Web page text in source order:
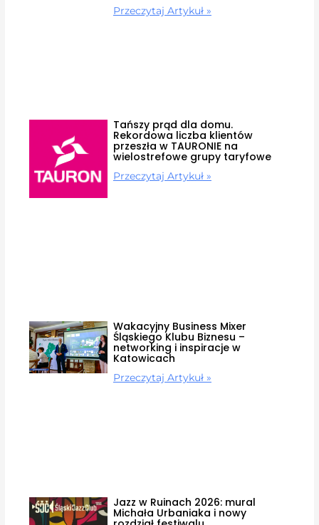
Przeczytaj Artykuł »
Tańszy prąd dla domu.
Rekordowa liczba klientów
przeszła w TAURONIE na
wielostrefowe grupy taryfowe
Przeczytaj Artykuł »
Wakacyjny Business Mixer
Śląskiego Klubu Biznesu –
networking i inspiracje w
Katowicach
Przeczytaj Artykuł »
Jazz w Ruinach 2026: mural
Michała Urbaniaka i nowy